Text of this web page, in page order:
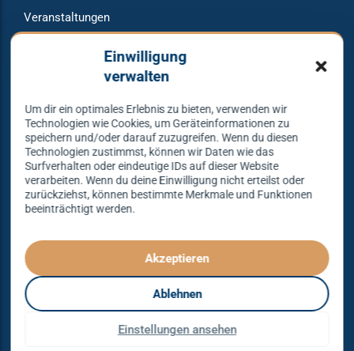
Einwilligung
verwalten
Um dir ein optimales Erlebnis zu bieten, verwenden wir
Technologien wie Cookies, um Geräteinformationen zu
speichern und/oder darauf zuzugreifen. Wenn du diesen
Technologien zustimmst, können wir Daten wie das
Surfverhalten oder eindeutige IDs auf dieser Website
verarbeiten. Wenn du deine Einwilligung nicht erteilst oder
zurückziehst, können bestimmte Merkmale und Funktionen
beeinträchtigt werden.
Akzeptieren
Ablehnen
Einstellungen ansehen
Veranstaltungen
Raumvermietung
Warum bei uns tanzen?
Lass dich begeistern und probier es aus – Tanzen lernen
mit unserem Erfolgskonzept.
Spielend leicht und mit viel Spaß!
Denn Tanzen kann jeder lernen – mit dem richtigen
Konzept sogar ganz einfach – das gibt es nur bei
Tanzkonzept Erfurt.
© Tanzkonzept Erfurt 2026